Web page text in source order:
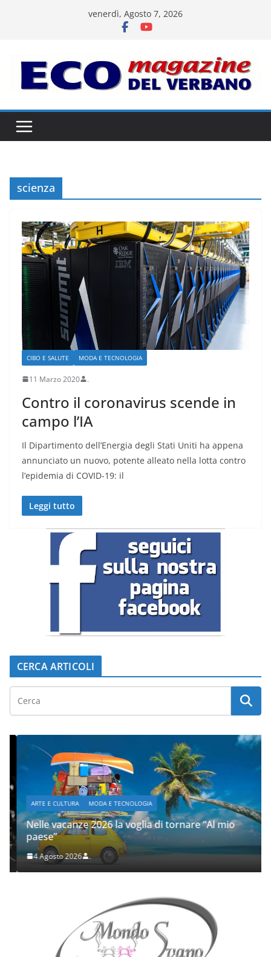
venerdì, Agosto 7, 2026
scienza
CIBO E SALUTE MODA E TECNOLOGIA
11 Marzo 2020 .
Contro il coronavirus scende in
campo l’IA
Il Dipartimento dell’Energia degli Stati Uniti ha appena
annunciato un nuovo, potente alleato nella lotta contro
l’epidemia di COVID-19: il
Leggi tutto
CERCA ARTICOLI
ARTE E CULTURA MODA E TECNOLOGIA
Nelle vacanze 2026 la voglia di tornare “Al mio
paese”
4 Agosto 2026 .